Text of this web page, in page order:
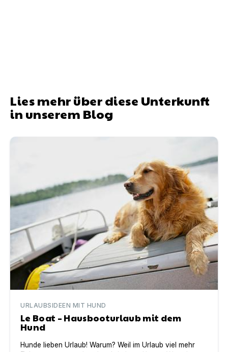
Lies mehr über diese Unterkunft
in unserem Blog
Le Boat – Hausbooturlaub mit dem Hund
URLAUBSIDEEN MIT HUND
Le Boat – Hausbooturlaub mit dem
Hund
Hunde lieben Urlaub! Warum? Weil im Urlaub viel mehr